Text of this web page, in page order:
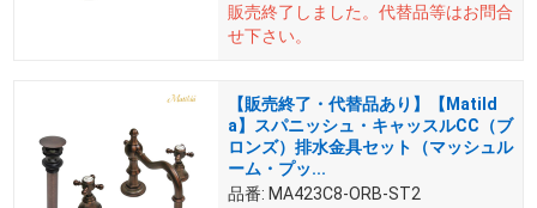
販売終了しました。 代替品等はお問合
せ下さい。
【販売終了・代替品あり】【Matild
a】スパニッシュ・キャッスルCC（ブ
ロンズ）排水金具セット（マッシュル
ーム・プッ...
品番: MA423C8-ORB-ST2